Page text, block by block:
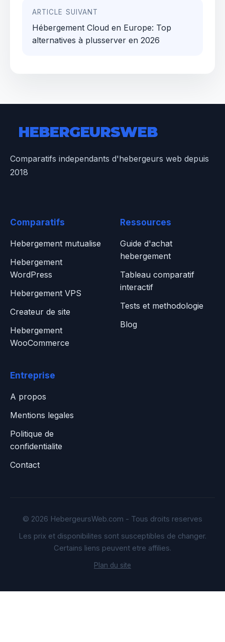
ARTICLE SUIVANT
Hébergement Cloud en Europe: Top
alternatives à plusserver en 2026
HEBERGEURSWEB
Comparatifs independants d'hebergeurs web depuis
2018
Comparatifs
Hebergement mutualise
Hebergement
WordPress
Hebergement VPS
Createur de site
Hebergement
WooCommerce
Ressources
Guide d'achat
hebergement
Tableau comparatif
interactif
Tests et methodologie
Blog
Entreprise
A propos
Mentions legales
Politique de
confidentialite
Contact
© 2026 HebergeursWeb.com - Tous droits reserves
Les prix et disponibilites sont susceptibles de changer.
Certains liens peuvent etre affilies.
Plan du site